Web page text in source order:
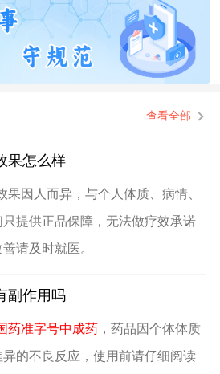
查看全部
果怎么样
果因人而异，与个人体质、病情、
提供正品保障，无法做疗效承诺
请及时就医。
副作用吗
药准字号中成药，药品因个体体质
的不良反应，使用前请仔细阅读